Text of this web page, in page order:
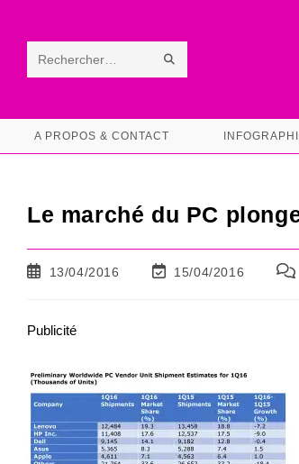
contentRechercher
ce RECHERCHE
A PROPOS & CONTACT
Le marché du PC
Publication
13/04/2016
Dernière
15/04/2016
Publicité